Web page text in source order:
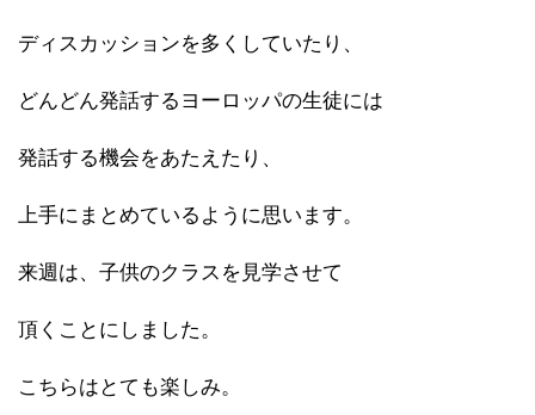
ディスカッションを多くしていたり、
どんどん発話するヨーロッパの生徒には
発話する機会をあたえたり、
上手にまとめているように思います。
来週は、子供のクラスを見学させて
頂くことにしました。
こちらはとても楽しみ。